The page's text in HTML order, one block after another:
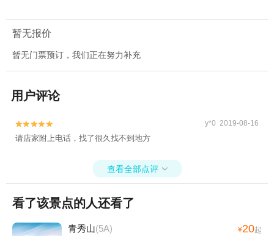
暂无报价
暂无门票预订，我们正在努力补充
用户评论

 y*0 2019-08-16
请店家附上电话，找了很久找不到地方
查看全部点评 
看了该景点的人还看了
青秀山(5A) ¥20起